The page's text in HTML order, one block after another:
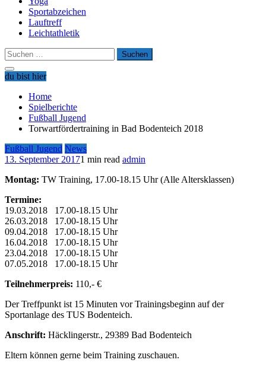
Sportabzeichen
Lauftreff
Leichtathletik
Suchen
nach:
du bist hier
Home
Spielberichte
Fußball Jugend
Torwartfördertraining in Bad Bodenteich 2018
Fußball Jugend News
13. September 20171 min read admin
Montag: TW Training, 17.00-18.15 Uhr (Alle Altersklassen)
Termine:
19.03.2018 17.00-18.15 Uhr
26.03.2018 17.00-18.15 Uhr
09.04.2018 17.00-18.15 Uhr
16.04.2018 17.00-18.15 Uhr
23.04.2018 17.00-18.15 Uhr
07.05.2018 17.00-18.15 Uhr
Teilnehmerpreis: 110,- €
Der Treffpunkt ist 15 Minuten vor Trainingsbeginn auf der
Sportanlage des TUS Bodenteich.
Anschrift: Häcklingerstr., 29389 Bad Bodenteich
Eltern können gerne beim Training zuschauen.